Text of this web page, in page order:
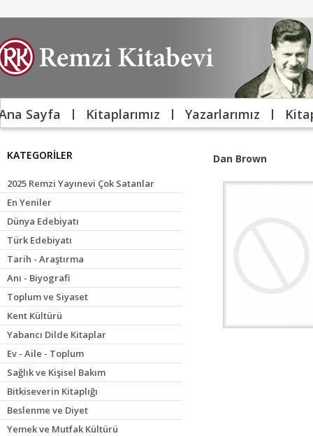
Sayfa Kitaplarımız Yazarlarımız
KATEGORİLER
2025 Remzi Yayınevi Çok Satanlar
En Yeniler
Dünya Edebiyatı
Türk Edebiyatı
Tarih - Araştırma
Anı - Biyografi
Toplum ve Siyaset
Kent Kültürü
Yabancı Dilde Kitaplar
Ev - Aile - Toplum
Sağlık ve Kişisel Bakım
Bitkiseverin Kitaplığı
Beslenme ve Diyet
Yemek ve Mutfak Kültürü
Dan Brown